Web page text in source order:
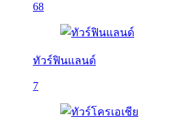
68
ทัวร์ฟินแลนด์
7